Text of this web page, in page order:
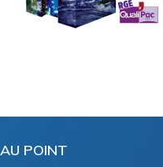
POINT